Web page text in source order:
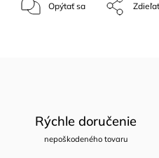
Opýtať sa Zdieľať
Rýchle doručenie
nepoškodeného tovaru